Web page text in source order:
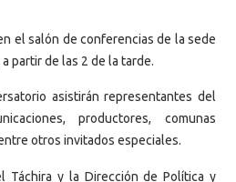
el salón de conferencias de la sede
partir de las 2 de la tarde.
asistirán representantes del
productores, comunas
otros invitados especiales.
Táchira y la Dirección de Política y